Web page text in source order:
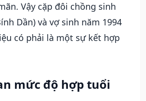
Vậy cặp đôi chồng sinh
Dần) và vợ sinh năm 1994
có phải là một sự kết hợp
mức độ hợp tuổi